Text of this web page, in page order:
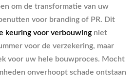
om de transformatie van uw
voor branding of PR. Dit
keuring voor verbouwing niet
voor de verzekering, maar
voor uw hele bouwproces. Mocht
onverhoopt schade ontstaan